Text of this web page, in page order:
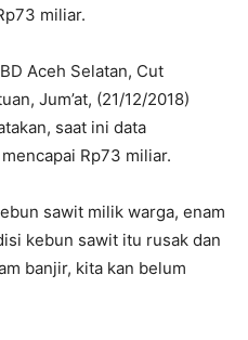
miliar.
Aceh Selatan, Cut
Jum’at, (21/12/2018)
saat ini data
Rp73 miliar.
sawit milik warga, enam
kebun sawit itu rusak dan
banjir, kita kan belum